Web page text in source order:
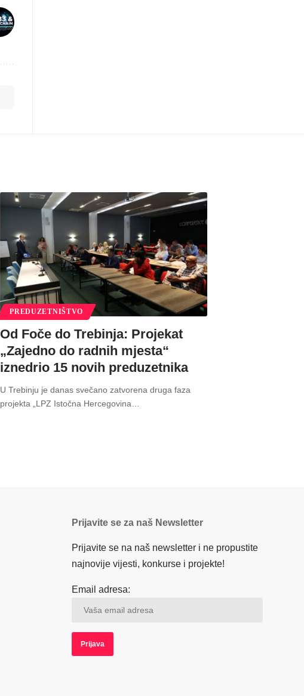
PREDUZETNIŠTVO
Od Foče do Trebinja: Projekat
„Zajedno do radnih mjesta“
iznedrio 15 novih preduzetnika
U Trebinju je danas svečano zatvorena druga faza
projekta „LPZ Istočna Hercegovina
Prijavite se za naš Newsletter
Prijavite se na naš newsletter i ne propustite
najnovije vijesti, konkurse i projekte!
Email adresa: